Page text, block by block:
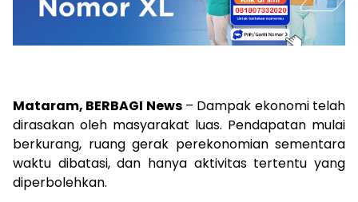
Mataram, BERBAGI News– Dampak ekonomi telah
dirasakan oleh masyarakat luas. Pendapatan mulai
berkurang, ruang gerak perekonomian sementara
waktu dibatasi, dan hanya aktivitas tertentu yang
diperbolehkan.